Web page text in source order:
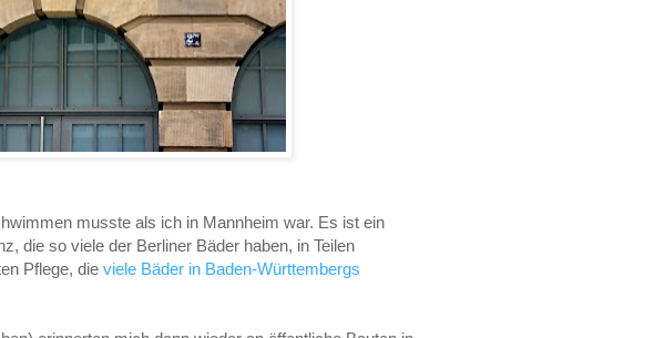
musste als ich in Mannheim war. Es ist ein
die so viele der Berliner Bäder haben, in Teilen
Pflege, die viele Bäder in Baden-Württembergs